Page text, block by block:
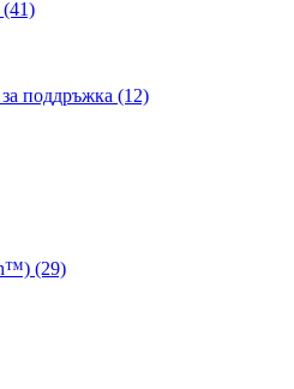
поддръжка (12)
(29)